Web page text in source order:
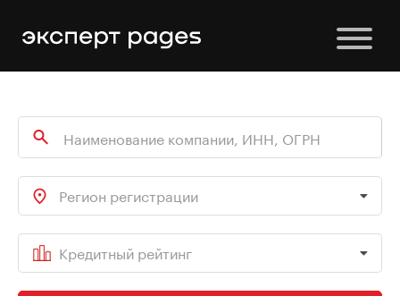
Регион регистрации
Кредитный рейтинг